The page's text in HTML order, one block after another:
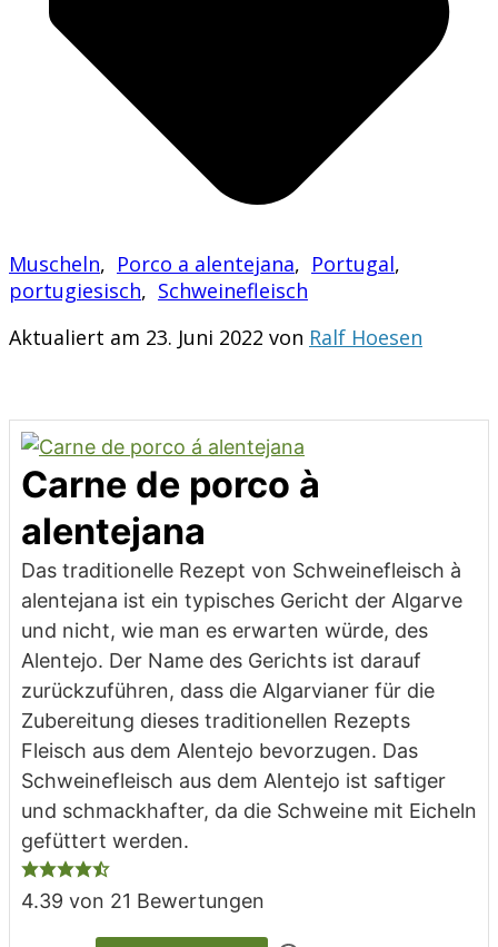
Muscheln, Porco a alentejana, Portugal,
portugiesisch, Schweinefleisch
Aktualiert am 23. Juni 2022 von Ralf Hoesen
Carne de porco à
alentejana
Das traditionelle Rezept von Schweinefleisch à
alentejana ist ein typisches Gericht der Algarve
und nicht, wie man es erwarten würde, des
Alentejo. Der Name des Gerichts ist darauf
zurückzuführen, dass die Algarvianer für die
Zubereitung dieses traditionellen Rezepts
Fleisch aus dem Alentejo bevorzugen. Das
Schweinefleisch aus dem Alentejo ist saftiger
und schmackhafter, da die Schweine mit Eicheln
gefüttert werden.
4.39 von 21 Bewertungen